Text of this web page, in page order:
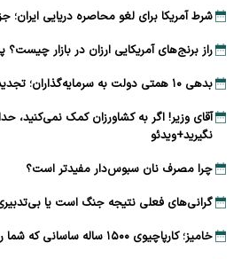
شرط آمریکا برای لغو محاصره دریایی ایران؛
راز برنج‌های آمریکایی ارزان در بازار
بدهی ۱۰ همتی دولت به سرمایه‌گذاران؛ تجدیدپذیرها در بن‌بست
آقای وزیر! اگر به کشاورزان کمک نمی‌کنید،
نگیرید+ویدئو
چرا مصرف نان سبوس‌دار مفیدتر است؟
گرانی‌های فعلی نتیجه جنگ است یا
خامیز؛ کارپاچیوی ۱۵۰۰ ساله ساسانی که شما را غافلگیر می‌کند!